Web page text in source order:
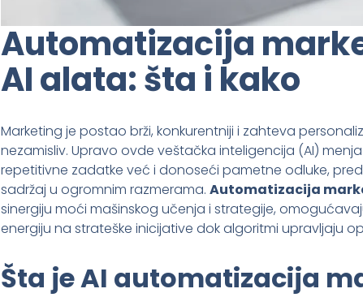
Automatizacija
AI alata: šta i kako
Marketing je postao brži, konkurentniji i zahteva
nezamisliv. Upravo ovde veštačka inteligencija (AI)
repetitivne zadatke već i donoseći pametne odluke,
sadržaj u ogromnim razmerama. Automatizacija
sinergiju moći mašinskog učenja i strategije,
energiju na strateške inicijative dok algoritmi upravljaju
Šta je AI automatizacija